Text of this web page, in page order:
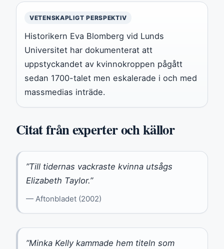
VETENSKAPLIGT PERSPEKTIV
Historikern Eva Blomberg vid Lunds
Universitet har dokumenterat att
uppstyckandet av kvinnokroppen pågått
sedan 1700-talet men eskalerade i och med
massmedias inträde.
Citat från experter och källor
”Till tidernas vackraste kvinna utsågs
Elizabeth Taylor.”
— Aftonbladet (2002)
”Minka Kelly kammade hem titeln som